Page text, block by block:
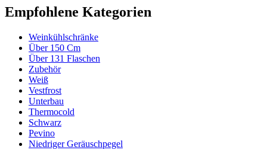
FrontfarbeSchwarz
Kühlsystem
Anzahl der Kühlzonen
Kühltechnologie
Kältemittel
Abtauen, Typ
Alarm bei großen Temperaturschwankungen
Temperaturbereich
Verbrauch
Empfohlene Kategorien
Weinkühlschränke
Über 150 Cm
Über 131 Flaschen
Zubehör
Weiß
Vestfrost
Unterbau
Thermocold
Schwarz
Pevino
Niedriger Geräuschpegel